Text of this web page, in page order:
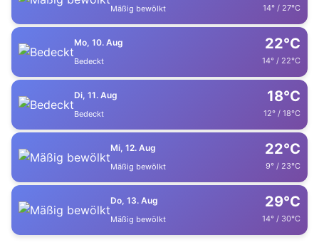
Mäßig bewölkt 14° / 27°C
Mo, 10. Aug
Bedeckt
22°C
14° / 22°C
Di, 11. Aug
Bedeckt
18°C
12° / 18°C
Mi, 12. Aug
Mäßig bewölkt
22°C
9° / 23°C
Do, 13. Aug
Mäßig bewölkt
29°C
14° / 30°C